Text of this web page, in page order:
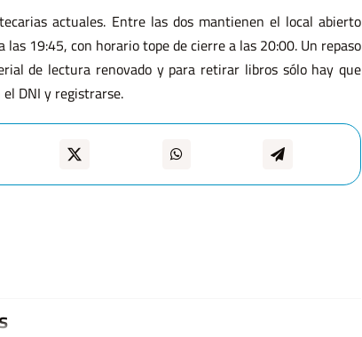
actuales. Entre las dos mantienen el local abierto
las 19:45, con horario tope de cierre a las 20:00. Un repaso
de lectura renovado y para retirar libros sólo hay que
DNI y registrarse.